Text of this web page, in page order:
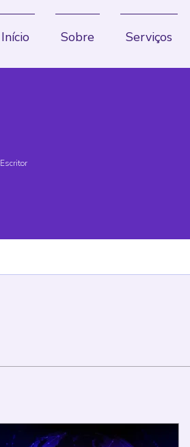
Início Sobre Serviços
Escritor